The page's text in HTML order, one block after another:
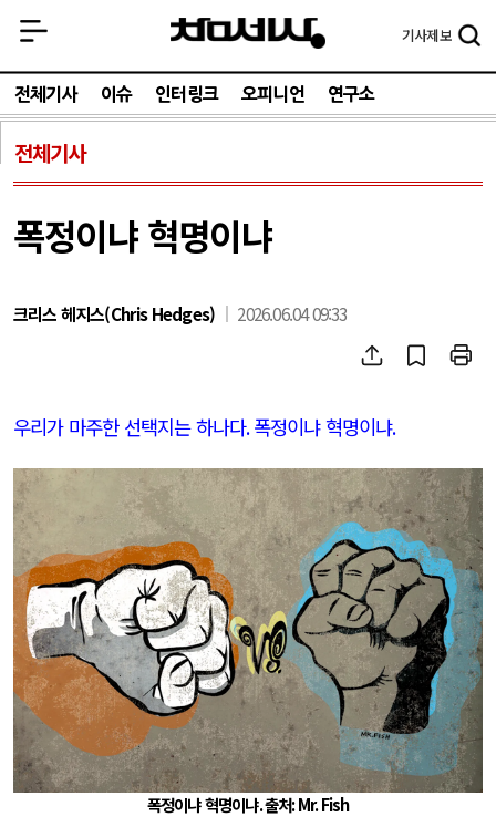
기사제보
전체기사 이슈 인터링크 오피니언 연구소
전체기사
폭정이냐 혁명이냐
크리스 헤지스(Chris Hedges) 2026.06.04 09:33
우리가 마주한 선택지는 하나다.폭정이냐 혁명이냐.
폭정이냐 혁명이냐.출처: Mr. Fish